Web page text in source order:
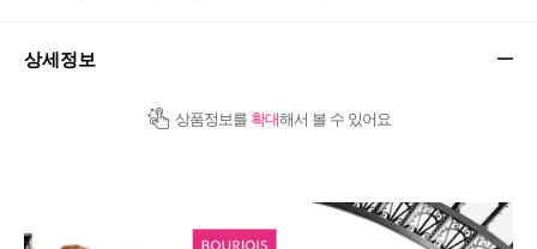
상세정보
상품정보를 확대해서 볼 수 있어요